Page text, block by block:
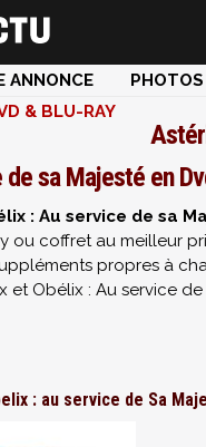
ANNONCE PHOTOS
& BLU-RAY
sa Majesté en
: Au service de sa
ou coffret au meilleur
propres à
et Obélix : Au service de
: au service de Sa